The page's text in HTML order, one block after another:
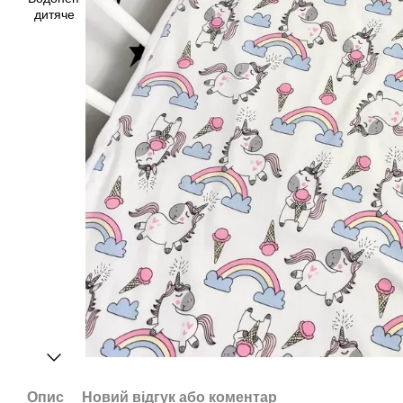
Опис Новий відгук або коментар